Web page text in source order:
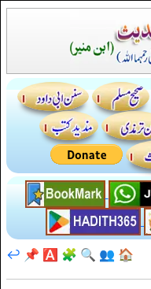
🏠
👥
🔍
🧩
🅰️
📌
↩️